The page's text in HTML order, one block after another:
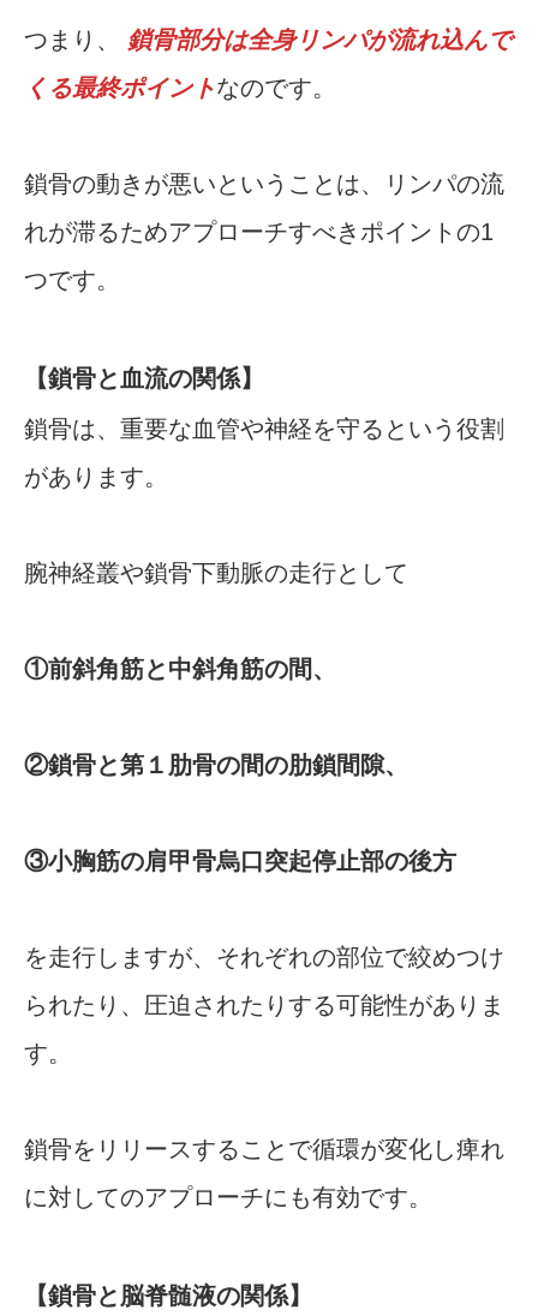
つまり、
鎖骨部分は全身リンパが流れ込んで
くる最終ポイントなのです。
鎖骨の動きが悪いということは、リンパの流
れが滞るためアプローチすべきポイントの1
つです。
【鎖骨と血流の関係】
鎖骨は、重要な血管や神経を守るという役割
があります。
腕神経叢や鎖骨下動脈の走行として
①前斜角筋と中斜角筋の間、
②鎖骨と第１肋骨の間の肋鎖間隙、
③小胸筋の肩甲骨烏口突起停止部の後方
を走行しますが、それぞれの部位で絞めつけ
られたり、圧迫されたりする可能性がありま
す。
鎖骨をリリースすることで循環が変化し痺れ
に対してのアプローチにも有効です。
【鎖骨と脳脊髄液の関係】